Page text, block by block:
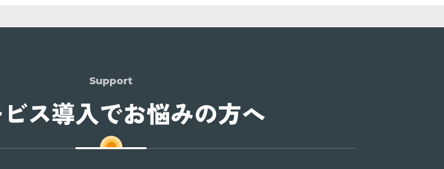
Support
ス導入でお悩みの方へ